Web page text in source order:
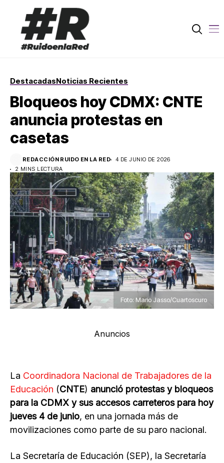
DestacadasNoticias Recientes
Bloqueos hoy CDMX: CNTE
anuncia protestas en
casetas
REDACCIÓN RUIDO EN LA RED
4 DE JUNIO DE 2026
2 MINS LECTURA
Foto: Mario Jasso/Cuartoscuro
Anuncios
La Coordinadora Nacional de Trabajadores de la
Educación (CNTE) anunció protestas y bloqueos
para la CDMX y sus accesos carreteros para hoy
jueves 4 de junio, en una jornada más de
movilizaciones como parte de su paro nacional.
La Secretaría de Educación (SEP), la Secretaría